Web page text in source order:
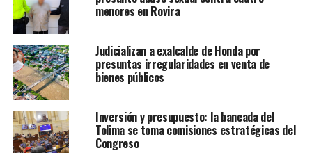
menores en Rovira
Judicializan a exalcalde de Honda por
presuntas irregularidades en venta de
bienes públicos
Inversión y presupuesto: la bancada del
Tolima se toma comisiones estratégicas del
Congreso